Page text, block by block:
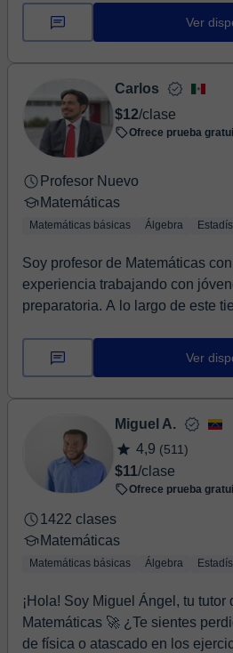
Ver
Carlos
$12/clase
Ofrece prueba
Profesor Nuevo
Matemáticas
Matemáticas básicas Álgebra
Soy profesor de Matemáticas
experiencia trabajando con
preparatoria. A lo largo de este
Ver
Miguel A.
4,9 (511)
$11/clase
Ofrece prueba
1422 clases
Matemáticas
Matemáticas básicas Álgebra
¡Hola! Soy Miguel Ángel, tu tutor
Matemáticas 🚀 ¿Te sientes perdido en los problemas
de física o atascado en los